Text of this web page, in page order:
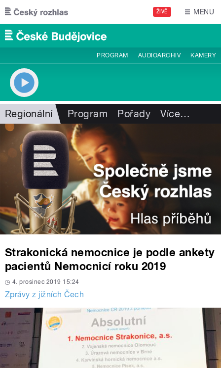
Přejít k hlavnímu obsahu
ŽIVĚ MENU
PROGRAM AUDIOARCHIV KAMERY
Regionální Program Pořady Více…
Strakonická nemocnice je podle ankety
pacientů Nemocnicí roku 2019
4. prosinec 2019 15:24
Zprávy z jižních Čech